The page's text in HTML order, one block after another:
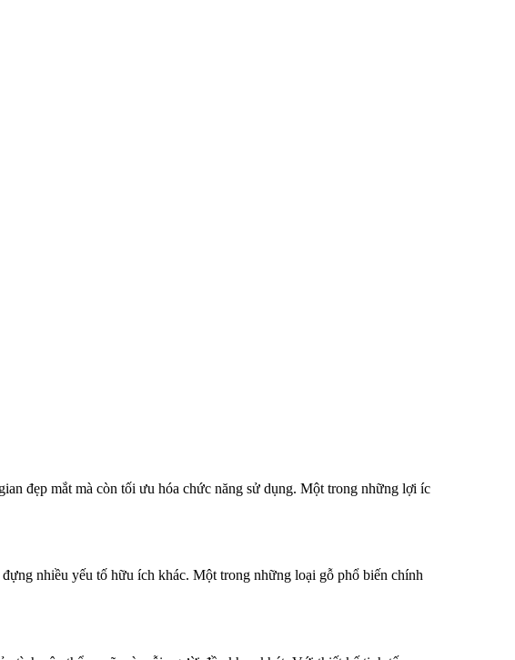
đẹp mắt mà còn tối ưu hóa chức năng sử dụng. Một trong những lợi íc
nhiều yếu tố hữu ích khác. Một trong những loại gỗ phổ biến chính